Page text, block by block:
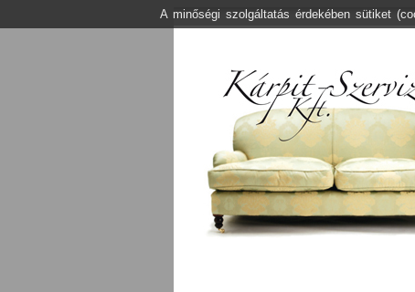
A minőségi szolgáltatás érdekében sütiket